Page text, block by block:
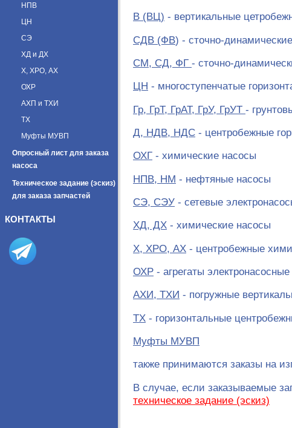
НПВ
ЦН
СЭ
ХД и ДХ
Х, ХРО, АХ
ОХР
АХП и ТХИ
ТХ
Муфты МУВП
Опросный лист для заказа
насоса
Техническое задание (эскиз)
для заказа запчастей
КОНТАКТЫ
В (ВЦ) - вертикальные
СДВ (ФВ) - сточно-
СМ, СД, ФГ - сточно-
ЦН - многоступенчатые
Гр, ГрТ, ГрАТ, ГрУ, ГрУТ -
Д, НДВ, НДС - центробежные
ОХГ - химические насосы
НПВ, НМ - нефтяные насосы
СЭ, СЭУ - сетевые
ХД, ДХ - химические насосы
Х, ХРО, АХ - центробежные
ОХР - агрегаты электронасосные
АХИ, ТХИ - погружные
ТХ - горизонтальные
Муфты МУВП
также принимаются заказы на
В случае, если заказываемые
техническое задание (эскиз)